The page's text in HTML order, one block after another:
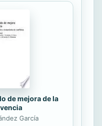
de mejora de la
García